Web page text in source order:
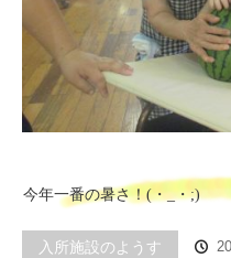
今年一番の暑さ！(・_・;)
入所施設のようす